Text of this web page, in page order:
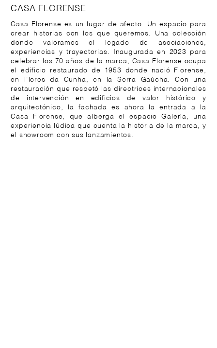
CASA FLORENSE
Casa Florense es un lugar de afecto. Un espacio para
crear historias con los que queremos. Una colección
donde valoramos el legado de asociaciones,
experiencias y trayectorias. Inaugurada en 2023 para
celebrar los 70 años de la marca, Casa Florense ocupa
el edificio restaurado de 1953 donde nació Florense,
en Flores da Cunha, en la Serra Gaúcha. Con una
restauración que respetó las directrices internacionales
de intervención en edificios de valor histórico y
arquitectónico, la fachada es ahora la entrada a la
Casa Florense, que alberga el espacio Galería, una
experiencia lúdica que cuenta la historia de la marca, y
el showroom con sus lanzamientos.